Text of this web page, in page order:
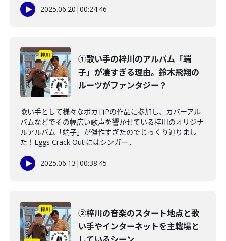
2025.06.20 |00:24:46
①歌い手の梓川のアルバム「端
子」が凄すぎる理由。鈴木飛翔の
ルーツがファンタジー？
歌い手として様々なボカロPの作品に参加し、カバーアル
バムなどでその幅広い歌声を響かせている梓川のオリジナ
ルアルバム「端子」が傑作すぎたのでじっくり迫りまし
た！Eggs Crack Out!にはシンガー...
2025.06.13 |00:38:45
②梓川の音楽のスタート地点と歌
い手やインターネットを主戦場と